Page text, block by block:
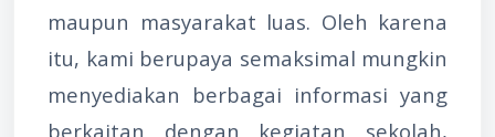
maupun masyarakat luas. Oleh karena
itu, kami berupaya semaksimal mungkin
menyediakan berbagai informasi yang
berkaitan dengan kegiatan sekolah,